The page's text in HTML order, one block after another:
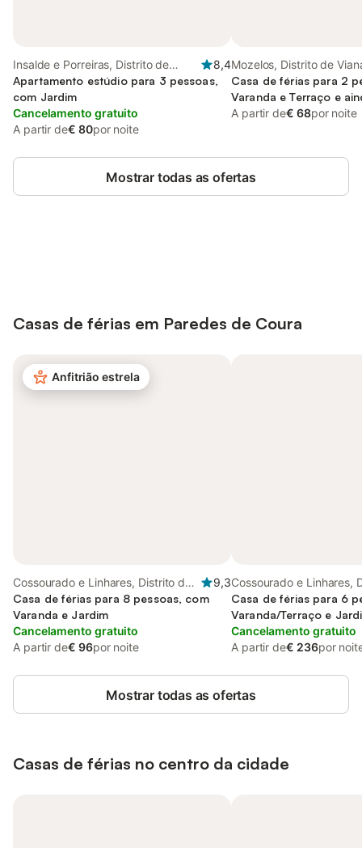
Insalde e Porreiras, Distrito de
Viana do Castelo
8,4
Apartamento estúdio para 3 pessoas,
com Jardim
Cancelamento gratuito
A partir de€ 80por noite
Mozelos, Distrito de
Castelo
Casa de férias para 2
Varanda e Terraço e
Vista
A partir de€ 68por noite
Mostrar todas as ofertas
Casas de férias em Paredes de Coura
Anfitrião estrela
Cossourado e Linhares, Distrito de
Viana do Castelo
9,3
Casa de férias para 8 pessoas, com
Varanda e Jardim
Cancelamento gratuito
A partir de€ 96por noite
Cossourado e Linhares,
Viana do Castelo
Casa de férias para 6
Varanda/Terraço e
Piscina
Cancelamento gratuito
A partir de€ 236por
Mostrar todas as ofertas
Casas de férias no centro da cidade